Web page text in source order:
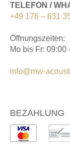
TELEFON /
+49 176 – 631
Öffnungszeiten:
Mo bis Fr: 09:00
info@mw-
BEZAHLUNG